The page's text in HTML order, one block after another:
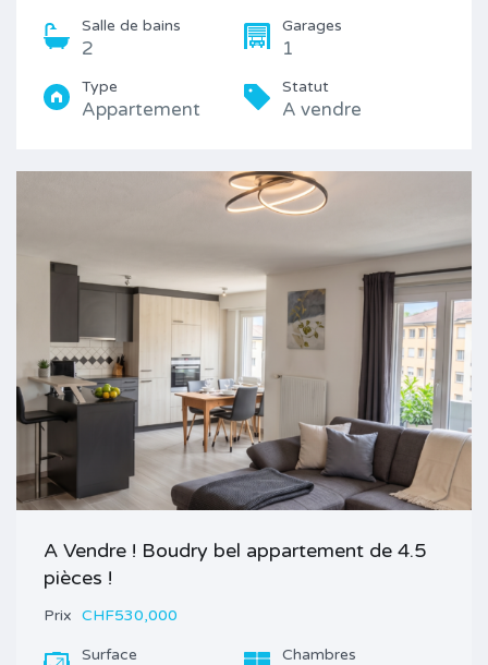
Salle de bains
2
Garages
1
Type
Appartement
Statut
A vendre
A Vendre ! Boudry bel appartement de 4.5
pièces !
Prix CHF530,000
Surface Chambres